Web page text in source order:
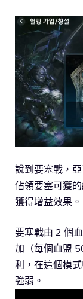
說到要塞戰，
佔領要塞可獲
獲得增益效果。
要塞戰由 2 個
加（每個血盟
利，在這個模
強弱。